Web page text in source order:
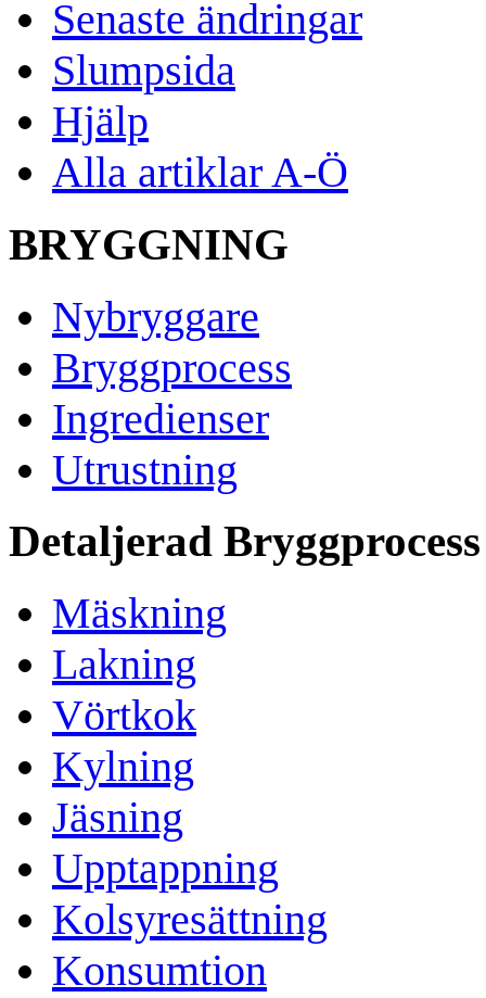
Senaste ändringar
Slumpsida
Hjälp
Alla artiklar A-Ö
BRYGGNING
Nybryggare
Bryggprocess
Ingredienser
Utrustning
Detaljerad Bryggprocess
Mäskning
Lakning
Vörtkok
Kylning
Jäsning
Upptappning
Kolsyresättning
Konsumtion